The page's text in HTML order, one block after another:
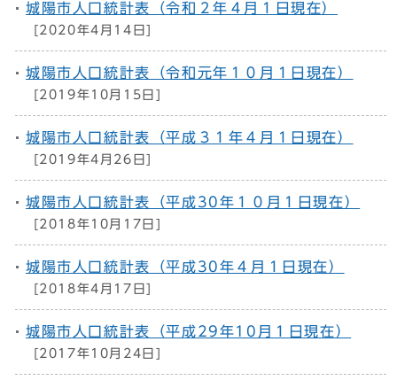
城陽市人口統計表（令和２年４月１日現在）
[2020年4月14日]
城陽市人口統計表（令和元年１０月１日現在）
[2019年10月15日]
城陽市人口統計表（平成３１年４月１日現在）
[2019年4月26日]
城陽市人口統計表（平成30年１０月１日現在）
[2018年10月17日]
城陽市人口統計表（平成30年４月１日現在）
[2018年4月17日]
城陽市人口統計表（平成29年10月１日現在）
[2017年10月24日]